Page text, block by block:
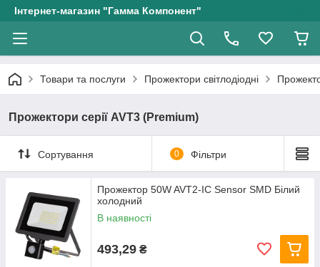
Інтернет-магазин "Гамма Компонент"
Товари та послуги Прожектори світлодіодні
Прожектори серії AVT3 (Premium)
Сортування 0 Фільтри
Прожектор 50W AVT2-IC Sensor SMD Білий
холодний
В наявності
493,29 ₴